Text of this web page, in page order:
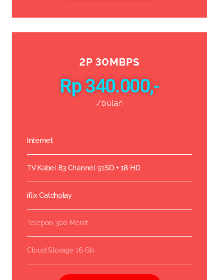
2P 30MBPS
Rp 340.000,-
/bulan
Internet
TV Kabel 83 Channel 91SD + 18 HD
iflix Catchplay
Telepon 300 Menit
Cloud Storage 16 Gb